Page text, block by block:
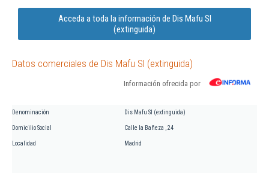
Acceda a toda la información de Dis Mafu Sl
(extinguida)
Datos comerciales de Dis Mafu Sl (extinguida)
Información ofrecida por
Denominación Dis Mafu Sl (extinguida)
Domicilio Social Calle la Bañeza , 24
Localidad Madrid